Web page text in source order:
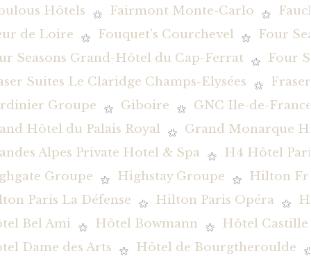
Hôtels
Fairmont Monte-Carlo
de Loire
Fouquet's Courchevel
Four
Seasons Grand-Hôtel du Cap-Ferrat
Four
Suites Le Claridge Champs-Elysées
Groupe
Giboire
GNC Ile-de-
Hôtel du Palais Royal
Grand Monarque
Alpes Private Hotel & Spa
H4 Hôtel
Groupe
Highstay Groupe
Hilton
Paris La Défense
Hilton Paris Opéra
Bel Ami
Hôtel Bowmann
Hôtel Castille
Dame des Arts
Hôtel de Bourgtheroulde